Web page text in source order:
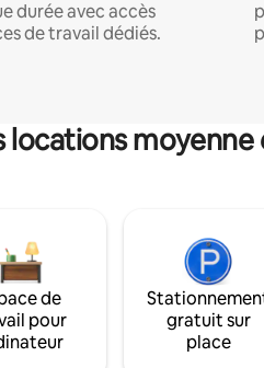
durée avec accès
de travail dédiés.
de
pour
gratuit sur
place